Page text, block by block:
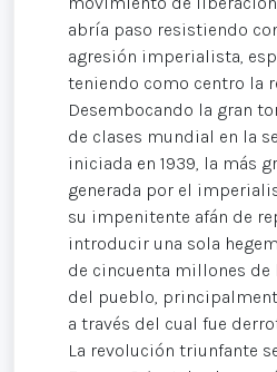
abría paso resistiendo
agresión imperialista,
teniendo como centro la
Desembocando la gran
de clases mundial en la
iniciada en 1939, la más
generada por el
su impenitente afán de
introducir una sola
de cincuenta millones de
del pueblo,
a través del cual fue
La revolución triunfante